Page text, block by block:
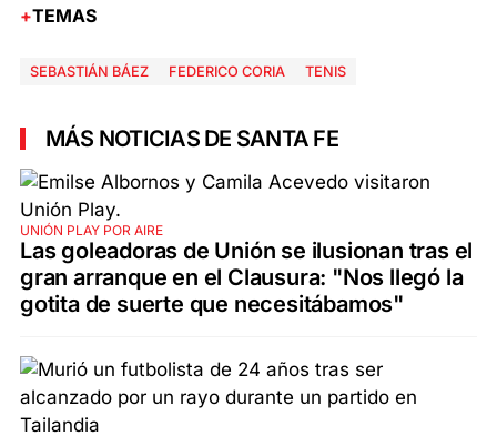
TEMAS
SEBASTIÁN BÁEZ FEDERICO CORIA TENIS
MÁS NOTICIAS DE SANTA FE
UNIÓN PLAY POR AIRE
Las goleadoras de Unión se ilusionan tras el
gran arranque en el Clausura: "Nos llegó la
gotita de suerte que necesitábamos"